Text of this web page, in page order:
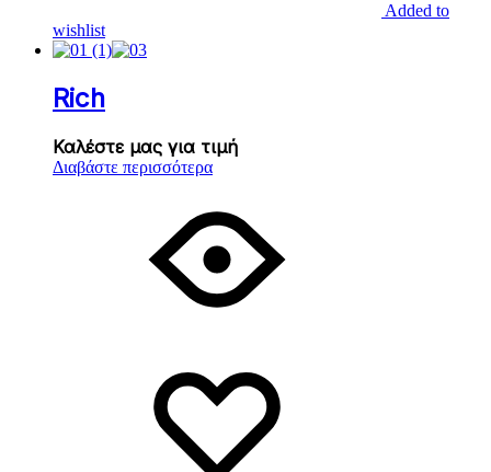
Added to
wishlist
Rich
Καλέστε μας για τιμή
Διαβάστε περισσότερα